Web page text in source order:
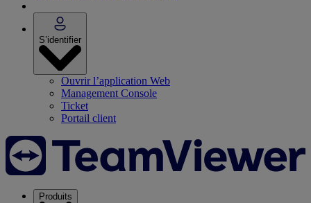
S’identifier
Ouvrir l’application Web
Management Console
Ticket
Portail client
Produits